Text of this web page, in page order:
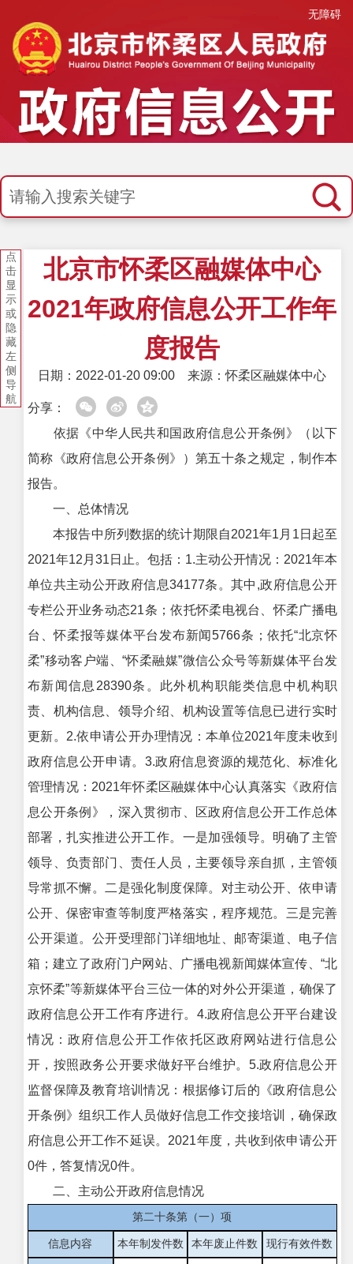
无障碍
点
击
显
示
或
隐
藏
左
侧
导
航
北京市怀柔区融媒体中心
2021年政府信息公开工作年
度报告
日期：2022-01-20 09:00 来源：怀柔区融媒体中心
分享：
依据《中华人民共和国政府信息公开条例》（以下
简称《政府信息公开条例》）第五十条之规定，制作本
报告。
一、总体情况
本报告中所列数据的统计期限自2021年1月1日起至
2021年12月31日止。包括：1.主动公开情况：2021年本
单位共主动公开政府信息34177条。其中,政府信息公开
专栏公开业务动态21条；依托怀柔电视台、怀柔广播电
台、怀柔报等媒体平台发布新闻5766条；依托“北京怀
柔”移动客户端、“怀柔融媒”微信公众号等新媒体平台发
布新闻信息28390条。此外机构职能类信息中机构职
责、机构信息、领导介绍、机构设置等信息已进行实时
更新。2.依申请公开办理情况：本单位2021年度未收到
政府信息公开申请。3.政府信息资源的规范化、标准化
管理情况：2021年怀柔区融媒体中心认真落实《政府信
息公开条例》，深入贯彻市、区政府信息公开工作总体
部署，扎实推进公开工作。一是加强领导。明确了主管
领导、负责部门、责任人员，主要领导亲自抓，主管领
导常抓不懈。二是强化制度保障。对主动公开、依申请
公开、保密审查等制度严格落实，程序规范。三是完善
公开渠道。公开受理部门详细地址、邮寄渠道、电子信
箱；建立了政府门户网站、广播电视新闻媒体宣传、“北
京怀柔”等新媒体平台三位一体的对外公开渠道，确保了
政府信息公开工作有序进行。4.政府信息公开平台建设
情况：政府信息公开工作依托区政府网站进行信息公
开，按照政务公开要求做好平台维护。5.政府信息公开
监督保障及教育培训情况：根据修订后的《政府信息公
开条例》组织工作人员做好信息工作交接培训，确保政
府信息公开工作不延误。2021年度，共收到依申请公开
0件，答复情况0件。
二、主动公开政府信息情况
第二十条第（一）项
信息内容 本年制发件数 本年废止件数 现行有效件数